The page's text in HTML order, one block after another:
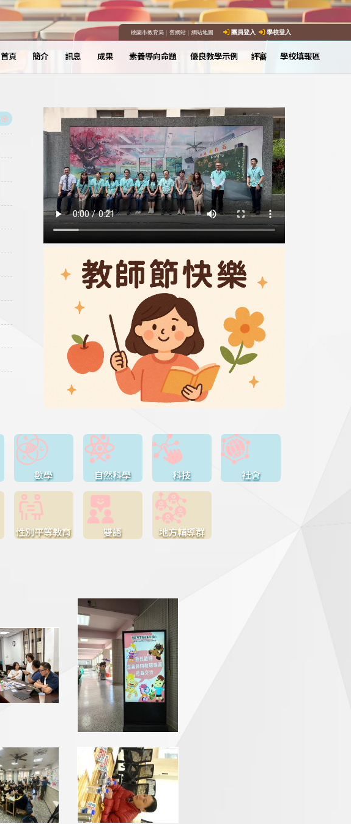
桃園市教育局｜ 舊網站｜ 網站地圖 團員登入 學校登入
首頁 簡介 訊息 成果 素養導向命題 優良教學示例 評審 學校填報區
數學 自然科學 科技 社會
性別平等教育 雙語 地方輔導群